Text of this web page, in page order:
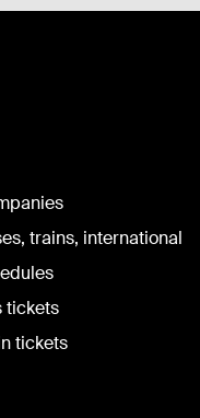
trains, international
tickets
tickets